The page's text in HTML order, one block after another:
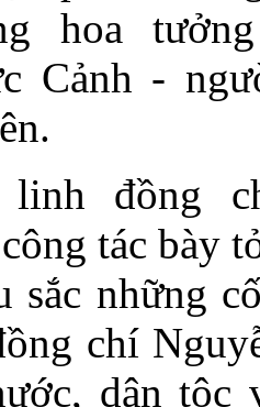
hoa
Cảnh -
linh đồng
tác bày
sắc những
chí
dân tộc